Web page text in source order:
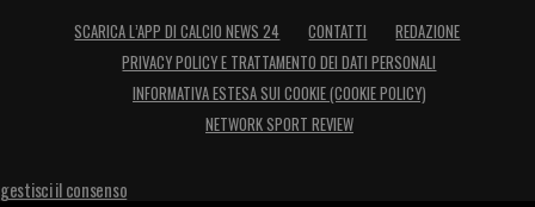
SCARICA L’APP DI CALCIO NEWS 24 CONTATTI
REDAZIONE
PRIVACY POLICY E TRATTAMENTO DEI DATI PERSONALI
INFORMATIVA ESTESA SUI COOKIE (COOKIE POLICY)
NETWORK SPORT REVIEW
gestisci il consenso